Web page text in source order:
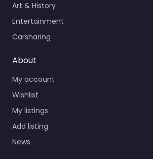
Art & History
Entertainment
Carsharing
About
My account
Wishlist
My listings
Add listing
News